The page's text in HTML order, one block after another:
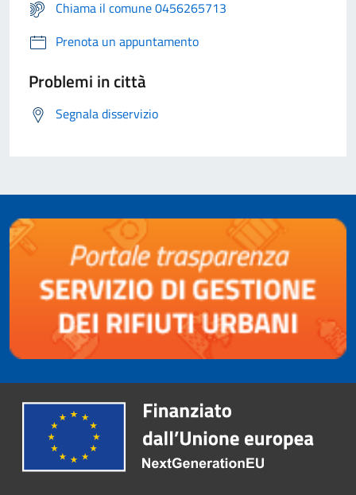
Chiama il comune 0456265713
Prenota un appuntamento
Problemi in città
Segnala disservizio